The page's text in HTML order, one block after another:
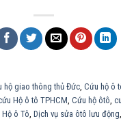
hộ giao thông thủ Đức Cứu hộ ô
Hộ ô tô TPHCM Cứu hộ ôtô
ô Tô Dịch vụ sửa ôtô lưu động